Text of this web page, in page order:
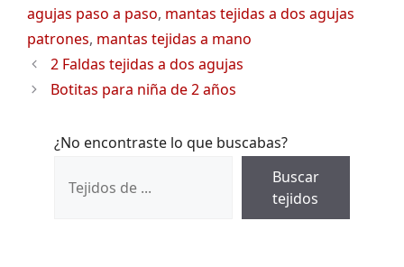
agujas paso a paso, mantas tejidas a dos agujas
patrones, mantas tejidas a mano
2 Faldas tejidas a dos agujas
Botitas para niña de 2 años
¿No encontraste lo que buscabas?
Buscar
tejidos